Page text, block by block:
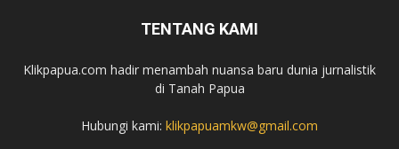
TENTANG KAMI
Klikpapua.com hadir menambah nuansa baru dunia jurnalistik
di Tanah Papua
Hubungi kami: klikpapuamkw@gmail.com